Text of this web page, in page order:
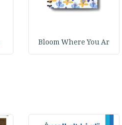
Bloom Where You Ar